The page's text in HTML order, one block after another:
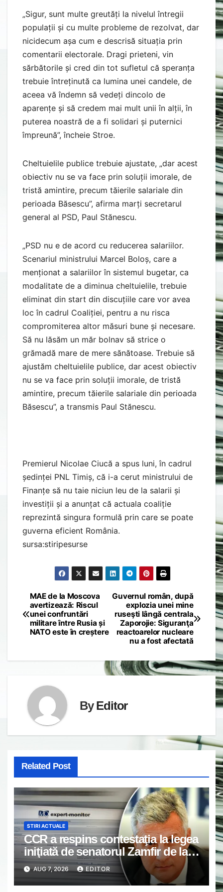
„Sigur, sunt multe greutăți la nivelul întregii
populații și cu multe probleme de rezolvat, dar
nicidecum așa cum e descrisă situația prin
comentarii electorale. Dragi prieteni, vin
sărbătorile și cred din tot sufletul că speranța
trebuie întreținută ca lumina unei candele, de
aceea vă îndemn să vedeți dincolo de
aparențe și să credem mai mult unii în alții, în
puterea noastră de a fi solidari și puternici
împreună”, încheie Stroe.
Cheltuielile publice trebuie ajustate, „dar acest
obiectiv nu se va face prin soluții imorale, de
tristă amintire, precum tăierile salariale din
perioada Băsescu”, afirma marți secretarul
general al PSD, Paul Stănescu.
„PSD nu e de acord cu reducerea salariilor.
Scenariul ministrului Marcel Boloș, care a
menționat a salariilor în sistemul bugetar, ca
modalitate de a diminua cheltuielile, trebuie
eliminat din start din discuțiile care vor avea
loc în cadrul Coaliției, pentru a nu risca
compromiterea altor măsuri bune și necesare.
Să nu lăsăm un măr bolnav să strice o
grămadă mare de mere sănătoase. Trebuie să
ajustăm cheltuielile publice, dar acest obiectiv
nu se va face prin soluții imorale, de tristă
amintire, precum tăierile salariale din perioada
Băsescu”, a transmis Paul Stănescu.
Premierul Nicolae Ciucă a spus luni, în cadrul
ședinței PNL Timiș, că i-a cerut ministrului de
Finanțe să nu taie niciun leu de la salarii și
investiții și a anunțat că actuala coaliție
reprezintă singura formulă prin care se poate
guverna eficient România.
sursa:stiripesurse
Post
navigation
Guvernul român, după
explozia unei mine
ruseşti lângă centrala
Zaporojie: Siguranţa
reactoarelor nucleare
nu a fost afectată
MAE de la Moscova
avertizează: Riscul
unei confruntări
militare între Rusia și
NATO este în creștere
ByEditor
Related Post
STIRI ACTUALE
CCR a respins contestaţia la legea
iniţiată de senatorul Zamfir de la
PSD, care permite reluarea
construcţiei hidrocentralelor din
zonele protejate
AUG 7, 2026 EDITOR